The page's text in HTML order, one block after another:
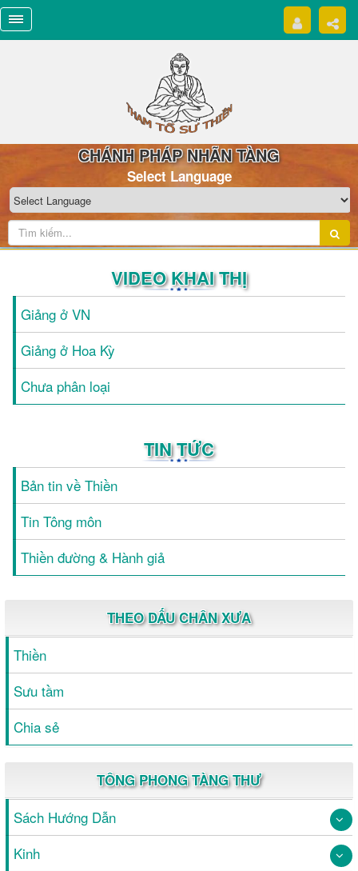
CHÁNH PHÁP NHÃN TÀNG
Select Language
VIDEO KHAI THỊ
Giảng ở VN
Giảng ở Hoa Kỳ
Chưa phân loại
TIN TỨC
Bản tin về Thiền
Tin Tông môn
Thiền đường & Hành giả
THEO DẤU CHÂN XƯA
Thiền
Sưu tầm
Chia sẻ
TÔNG PHONG TÀNG THƯ
Sách Hướng Dẫn
Kinh